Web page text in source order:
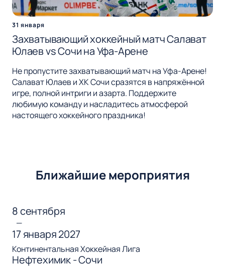
31 января
Захватывающий хоккейный матч Салават
Юлаев vs Сочи на Уфа-Арене
Не пропустите захватывающий матч на Уфа-Арене!
Салават Юлаев и ХК Сочи сразятся в напряжённой
игре, полной интриги и азарта. Поддержите
любимую команду и насладитесь атмосферой
настоящего хоккейного праздника!
Ближайшие мероприятия
8 сентября
—
17 января 2027
Континентальная Хоккейная Лига
Нефтехимик - Сочи